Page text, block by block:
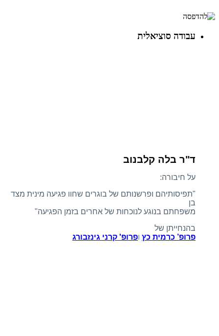
עבודה סוציאלית
ד"ר בלה קלבנוב
על חיבורה:
"תפיסותיהם ופרשנותם של בוגרים שחוו פגיעה מינית מצד
בן
משפחתם בנוגע לנוכחות של אחרים בזמן הפגיעה"
בהנחייתן של
פרופ’ כרמית כץ ופרופ' קרני גינזבורג